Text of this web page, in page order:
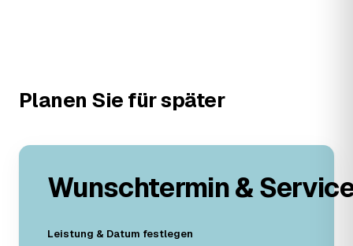
Planen Sie für später
Wunschtermin &
Leistung & Datum festlegen